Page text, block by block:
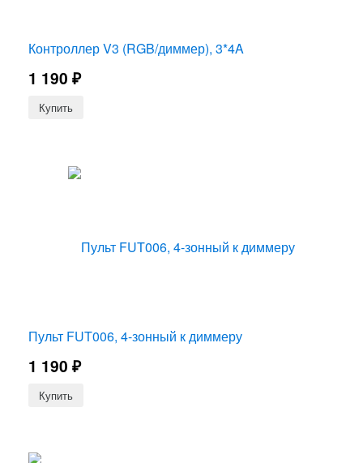
Контроллер V3 (RGB/диммер), 3*4A
1 190 ₽
Пульт FUT006, 4-зонный к диммеру
1 190 ₽